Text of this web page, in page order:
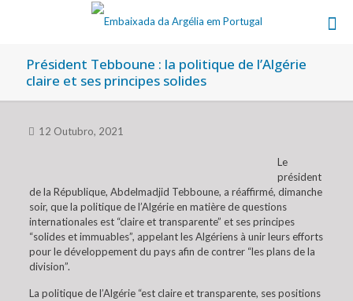
Président Tebboune : la politique de l’Algérie
claire et ses principes solides
12 Outubro, 2021
Le
président
de la République, Abdelmadjid Tebboune, a réaffirmé, dimanche
soir, que la politique de l’Algérie en matière de questions
internationales est “claire et transparente” et ses principes
“solides et immuables”, appelant les Algériens à unir leurs efforts
pour le développement du pays afin de contrer “les plans de la
division”.
La politique de l’Algérie “est claire et transparente, ses positions